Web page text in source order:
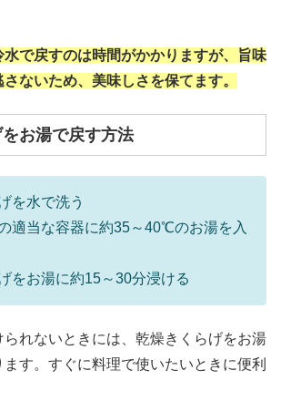
で戻すのは時間がかかりますが、旨味
ないため、美味しさを保てます。
お湯で戻す方法
を水で洗う
適当な容器に約35～40℃のお湯を入
をお湯に約15～30分浸ける
られないときには、乾燥きくらげをお湯
す。すぐに料理で使いたいときに便利